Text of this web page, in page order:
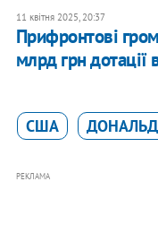
11 квітня 2025, 20:37
Прифронтові
млрд грн дотації
США
РЕКЛАМА